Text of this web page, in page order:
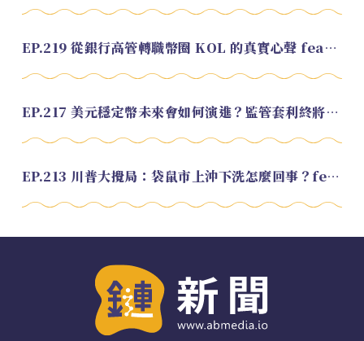
EP.219 從銀行高管轉職幣圈 KOL 的真實心聲 feat.龜大
EP.217 美元穩定幣未來會如何演進？監管套利終將收斂？feat. 研究員 余哲安
EP.213 川普大攪局：袋鼠市上沖下洗怎麼回事？feat. Alvin